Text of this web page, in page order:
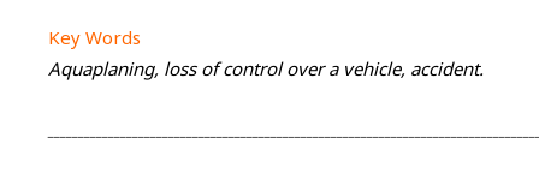
Key Words
Aquaplaning, loss of control over a vehicle, accident.